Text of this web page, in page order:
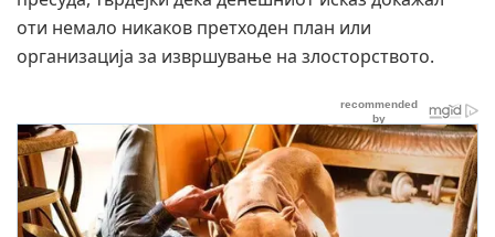
оти немало никаков претходен план или
организација за извршување на злосторството.